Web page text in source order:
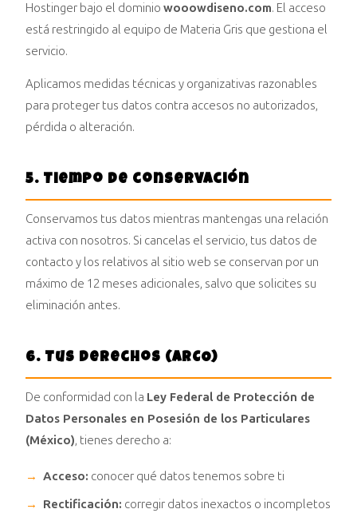
Hostinger bajo el dominio wooowdiseno.com. El acceso
está restringido al equipo de Materia Gris que gestiona el
servicio.
Aplicamos medidas técnicas y organizativas razonables
para proteger tus datos contra accesos no autorizados,
pérdida o alteración.
5. Tiempo de conservación
Conservamos tus datos mientras mantengas una relación
activa con nosotros. Si cancelas el servicio, tus datos de
contacto y los relativos al sitio web se conservan por un
máximo de 12 meses adicionales, salvo que solicites su
eliminación antes.
6. Tus derechos (ARCO)
De conformidad con la Ley Federal de Protección de
Datos Personales en Posesión de los Particulares
(México), tienes derecho a:
Acceso: conocer qué datos tenemos sobre ti
Rectificación: corregir datos inexactos o incompletos